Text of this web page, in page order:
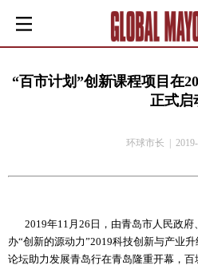
“百市计划”创新课程项目在
正式启
环球市长 |
2019年11月26日，由青岛市人民政府
办“创新的源动力”2019科技创新与产业
论坛助力发展青岛行在青岛隆重开幕，